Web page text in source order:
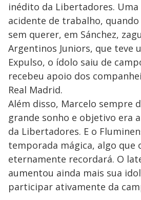
inédito da Libertadores.
acidente de trabalho,
sem querer, em Sánchez,
Argentinos Juniors, que teve
Expulso, o ídolo saiu de
recebeu apoio dos
Real Madrid.
Além disso, Marcelo sempre
grande sonho e objetivo era
da Libertadores. E o
temporada mágica, algo que
eternamente recordará. O
aumentou ainda mais sua
participar ativamente da